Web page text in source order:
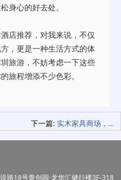
身心的好去处。
推荐，对我来说，不仅
，更是一种生活方式的体
旅游，不妨考虑一下这些
旅程增添不少色彩。
下一篇: 实木家具商场，打造温馨小家的心得分享！
路18号青创园·龙华汇健行楼3F-318